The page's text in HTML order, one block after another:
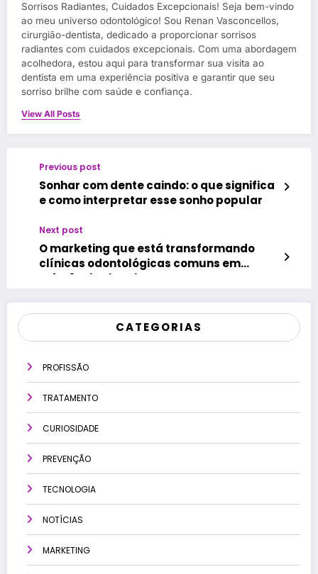
Sorrisos Radiantes, Cuidados Excepcionais! Seja bem-vindo
ao meu universo odontológico! Sou Renan Vasconcellos,
cirurgião-dentista, dedicado a proporcionar sorrisos
radiantes com cuidados excepcionais. Com uma abordagem
acolhedora, estou aqui para transformar sua visita ao
dentista em uma experiência positiva e garantir que seu
sorriso brilhe com saúde e confiança.
View All Posts
Previous post
Sonhar com dente caindo: o que significa
e como interpretar esse sonho popular
Next post
O marketing que está transformando
clínicas odontológicas comuns em
referências locais
CATEGORIAS
PROFISSÃO
TRATAMENTO
CURIOSIDADE
PREVENÇÃO
TECNOLOGIA
NOTÍCIAS
MARKETING